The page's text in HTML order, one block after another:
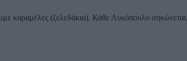
καραμέλες (ζελεδάκια). Κάθε Λυκόπουλο σηκώνεται,